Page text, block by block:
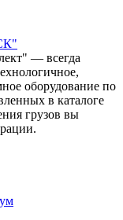
— всегда
оборудование по
в каталоге
грузов вы